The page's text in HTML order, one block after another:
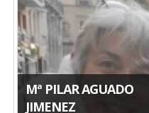
Mª PILAR AGUADO
JIMENEZ